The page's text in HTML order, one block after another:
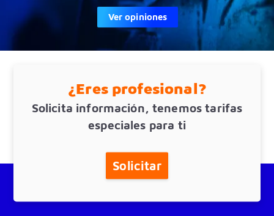
Ver opiniones
¿Eres profesional?
Solicita información, tenemos tarifas
especiales para ti
Solicitar